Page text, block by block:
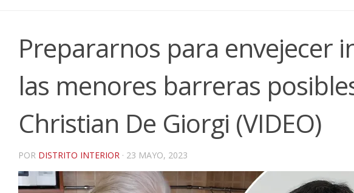
Prepararnos para envejecer
las menores barreras
Christian De Giorgi (VIDEO)
POR DISTRITO INTERIOR · 23 MAYO, 2023